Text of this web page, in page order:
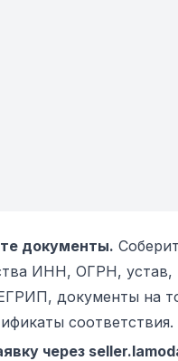
документы.
ИНН, ОГРН, устав,
документы на
соответствия.
через